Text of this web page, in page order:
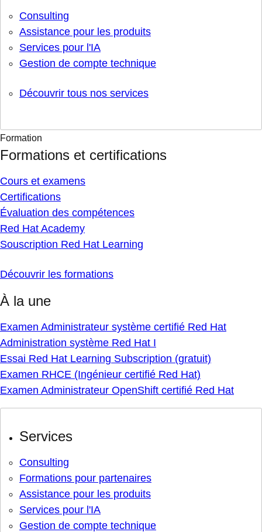
Consulting
Assistance pour les produits
Services pour l'IA
Gestion de compte technique
Découvrir tous nos services
Formation
Formations et certifications
Cours et examens
Certifications
Évaluation des compétences
Red Hat Academy
Souscription Red Hat Learning
Découvrir les formations
À la une
Examen Administrateur système certifié Red Hat
Administration système Red Hat I
Essai Red Hat Learning Subscription (gratuit)
Examen RHCE (Ingénieur certifié Red Hat)
Examen Administrateur OpenShift certifié Red Hat
Services
Consulting
Formations pour partenaires
Assistance pour les produits
Services pour l'IA
Gestion de compte technique